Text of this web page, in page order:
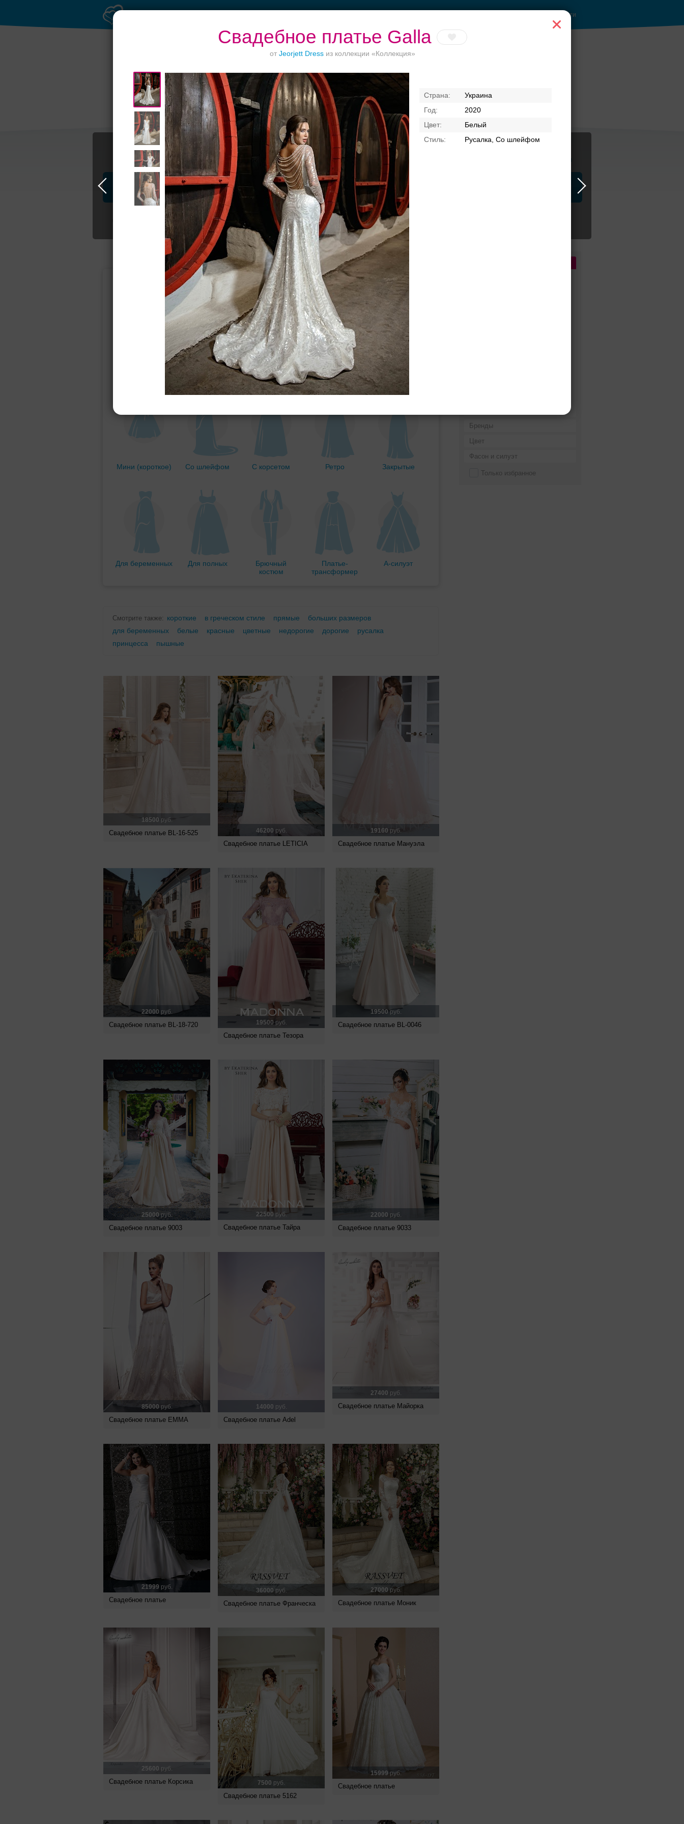
Свадебное платье Galla
от Jeorjett Dress из коллекции «Коллекция»
Украина
2020
Белый
Русалка, Со шлейфом
Войти
Банкет в отеле
Торжества за
городом
Журнал
Профессионалы и услуги Свадебные платья Банкет Транспорт
Бренды
Цвет
Фасон и силуэт
Только избранное
Свадебные платья
Подбор свадебного платья
По стилю
Прямое Русалка Принцесса Бальное
Мини (короткое) Со шлейфом С корсетом Ретро Закрытые
Для беременных Для полных
Брючный
костюм
Платье-
трансформер
А-силуэт
Смотрите также: короткие в греческом стиле прямые
больших размеров
для беременных
белые красные цветные недорогие дорогие
русалка
принцесса
пышные
18500 руб.
Свадебное платье BL-16-525 46200 руб.
Свадебное платье LETICIA
19160 руб.
Свадебное платье Мануэла
22000 руб.
Свадебное платье BL-18-720 19500 руб.
Свадебное платье Тезора
19500 руб.
Свадебное платье BL-0046
25000руб.
Свадебное платье 9003
22500 руб.
Свадебное платье Тайра
22000 руб.
Свадебное платье 9033
85000 руб.
Свадебное платье EMMA
14000 руб.
Свадебное платье Adel
27400 руб.
Свадебное платье Майорка
21999 руб.
Свадебное платье
36000 руб.
Свадебное платье Франческа
27000 руб.
Свадебное платье Моник
25600 руб.
Свадебное платье Корсика 7500 руб.
Свадебное платье 5162
15999руб.
Свадебное платье